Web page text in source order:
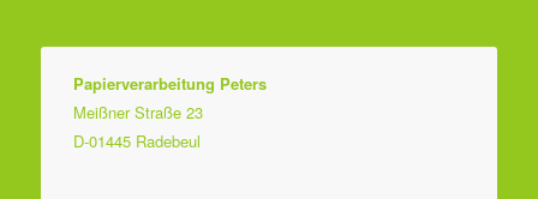
Papierverarbeitung Peters
Meißner Straße 23
D-01445 Radebeul